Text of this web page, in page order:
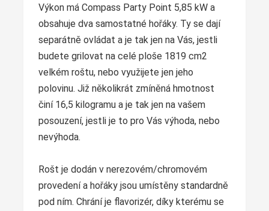
Výkon má Compass Party Point 5,85 kW a
obsahuje dva samostatné hořáky. Ty se dají
separátně ovládat a je tak jen na Vás, jestli
budete grilovat na celé ploše 1819 cm2
velkém roštu, nebo využijete jen jeho
polovinu. Již několikrát zmíněná hmotnost
činí 16,5 kilogramu a je tak jen na vašem
posouzení, jestli je to pro Vás výhoda, nebo
nevýhoda.
Rošt je dodán v nerezovém/chromovém
provedení a hořáky jsou umístěny standardně
pod ním. Chrání je flavorizér, díky kterému se